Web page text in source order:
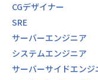
CGデザイナー
SRE
サーバーエンジニア
システムエンジニア
サーバーサイドエンジ